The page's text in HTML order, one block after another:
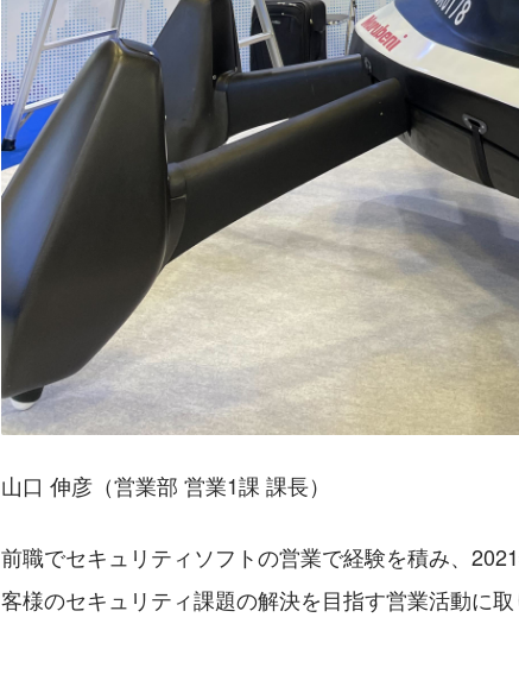
山口 伸彦（営業部 営業1課 課長）
前職でセキュリティソフトの営業で経験を積み、
客様のセキュリティ課題の解決を目指す営業活動に取